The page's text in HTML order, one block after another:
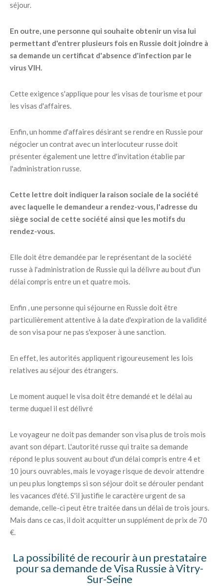
séjour.
En outre, une personne qui souhaite obtenir un visa lui
permettant d'entrer plusieurs fois en Russie doit joindre à
sa demande un certificat d'absence d'infection par le
virus VIH.
Cette exigence s'applique pour les visas de tourisme et pour
les visas d'affaires.
Enfin, un homme d'affaires désirant se rendre en Russie pour
négocier un contrat avec un interlocuteur russe doit
présenter également une lettre d'invitation établie par
l'administration russe.
Cette lettre doit indiquer la raison sociale de la société
avec laquelle le demandeur a rendez-vous, l'adresse du
siège social de cette société ainsi que les motifs du
rendez-vous.
Elle doit être demandée par le représentant de la société
russe à l'administration de Russie qui la délivre au bout d'un
délai compris entre un et quatre mois.
Enfin , une personne qui séjourne en Russie doit être
particulièrement attentive à la date d'expiration de la validité
de son visa pour ne pas s'exposer à une sanction.
En effet, les autorités appliquent rigoureusement les lois
relatives au séjour des étrangers.
Le moment auquel le visa doit être demandé et le délai au
terme duquel il est délivré
Le voyageur ne doit pas demander son visa plus de trois mois
avant son départ. L'autorité russe qui traite sa demande
répond le plus souvent au bout d'un délai compris entre 4 et
10 jours ouvrables, mais le voyage risque de devoir attendre
un peu plus longtemps si son séjour doit se dérouler pendant
les vacances d'été. S'il justifie le caractère urgent de sa
demande, celle-ci peut être traitée dans un délai de trois jours.
Mais dans ce cas, il doit acquitter un supplément de prix de 70
€.
La possibilité de recourir à un prestataire
pour sa demande de Visa Russie à Vitry-
Sur-Seine